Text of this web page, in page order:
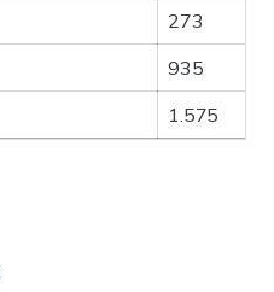
273
935
1.575